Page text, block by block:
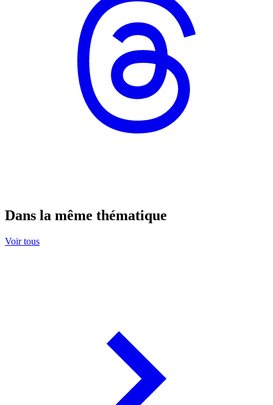
Dans la même thématique
Voir tous